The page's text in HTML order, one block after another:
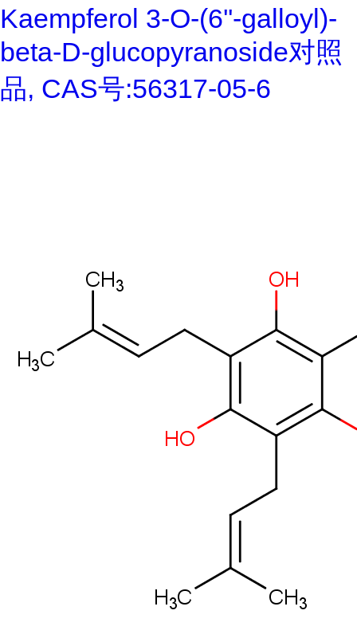
Kaempferol 3-O-(6''-galloyl)-
beta-D-glucopyranoside对照
品, CAS号:56317-05-6